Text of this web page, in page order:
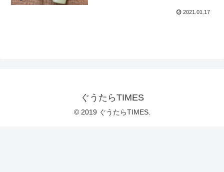
2021.01.17
ぐうたらTIMES
© 2019 ぐうたらTIMES.